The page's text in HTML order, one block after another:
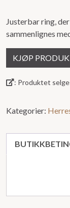
Justerbar ring,
sammenlignes
KJØP
: Produktet
Kategorier: